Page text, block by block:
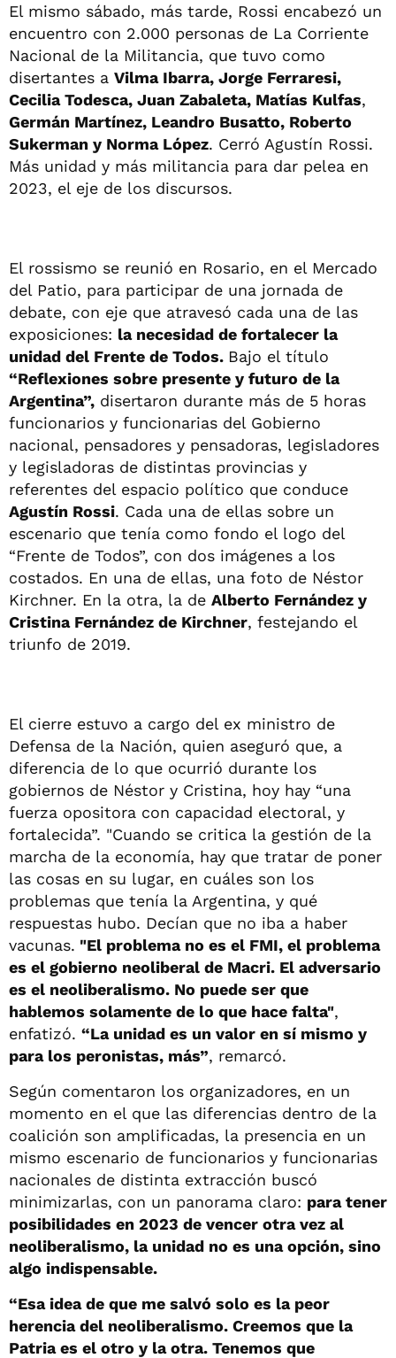
El mismo sábado, más tarde, Rossi encabezó un
encuentro con 2.000 personas de La Corriente
Nacional de la Militancia, que tuvo como
disertantes a Vilma Ibarra, Jorge Ferraresi,
Cecilia Todesca, Juan Zabaleta, Matías Kulfas,
Germán Martínez, Leandro Busatto, Roberto
Sukerman y Norma López. Cerró Agustín Rossi.
Más unidad y más militancia para dar pelea en
2023, el eje de los discursos.
El rossismo se reunió en Rosario, en el Mercado
del Patio, para participar de una jornada de
debate, con eje que atravesó cada una de las
exposiciones: la necesidad de fortalecer la
unidad del Frente de Todos. Bajo el título
“Reflexiones sobre presente y futuro de la
Argentina”, disertaron durante más de 5 horas
funcionarios y funcionarias del Gobierno
nacional, pensadores y pensadoras, legisladores
y legisladoras de distintas provincias y
referentes del espacio político que conduce
Agustín Rossi. Cada una de ellas sobre un
escenario que tenía como fondo el logo del
“Frente de Todos”, con dos imágenes a los
costados. En una de ellas, una foto de Néstor
Kirchner. En la otra, la de Alberto Fernández y
Cristina Fernández de Kirchner, festejando el
triunfo de 2019.
El cierre estuvo a cargo del ex ministro de
Defensa de la Nación, quien aseguró que, a
diferencia de lo que ocurrió durante los
gobiernos de Néstor y Cristina, hoy hay “una
fuerza opositora con capacidad electoral, y
fortalecida”. "Cuando se critica la gestión de la
marcha de la economía, hay que tratar de poner
las cosas en su lugar, en cuáles son los
problemas que tenía la Argentina, y qué
respuestas hubo. Decían que no iba a haber
vacunas. "El problema no es el FMI, el problema
es el gobierno neoliberal de Macri. El adversario
es el neoliberalismo. No puede ser que
hablemos solamente de lo que hace falta",
enfatizó. “La unidad es un valor en sí mismo y
para los peronistas, más”, remarcó.
Según comentaron los organizadores, en un
momento en el que las diferencias dentro de la
coalición son amplificadas, la presencia en un
mismo escenario de funcionarios y funcionarias
nacionales de distinta extracción buscó
minimizarlas, con un panorama claro: para tener
posibilidades en 2023 de vencer otra vez al
neoliberalismo, la unidad no es una opción, sino
algo indispensable.
“Esa idea de que me salvó solo es la peor
herencia del neoliberalismo. Creemos que la
Patria es el otro y la otra. Tenemos que